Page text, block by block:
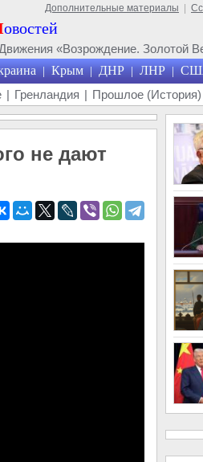
Дополнительные материалы
овостей
«Возрождение. Золотой
| Крым | ДНР | ЛНР |
| Гренландия | Прошлое (История)
не дают